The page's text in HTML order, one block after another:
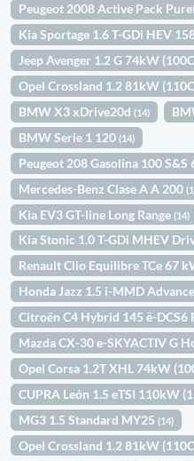
Peugeot 2008 Active Pack
Kia Sportage 1.6 T-GDi HEV
Jeep Avenger 1.2 G 74kW
Opel Crossland 1.2 81kW
BMW X3 xDrive20d(14)
BMW Serie 1 120(14)
Peugeot 208 Gasolina 100
Mercedes-Benz Clase A A 200
Kia EV3 GT-line Long Range(14)
Kia Stonic 1.0 T-GDi MHEV
Renault Clio Equilibre TCe 67
Honda Jazz 1.5 i-MMD
Citroën C4 Hybrid 145 ë-DCS6
Mazda CX-30 e-SKYACTIV G
Opel Corsa 1.2T XHL 74kW
CUPRA León 1.5 eTSI 110kW
MG3 1.5 Standard MY25(14)
Opel Crossland 1.2 81kW